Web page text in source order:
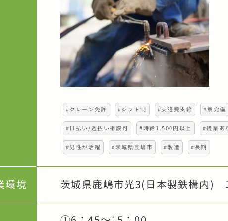
#クレーン免許 #シフト制 #交通費支給 #寮完備
#日払い/週払い相談可 #時給1.500円以上 #残業あ
#男性が活躍 #茨城県鹿嶋市 #製造 #長期
環境 茨城県鹿嶋市光3(日本製鉄構内)